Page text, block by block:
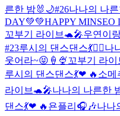
른한 밤🐰🌙#26나나의 나
DAY💚💚HAPPY MINSEO
꼬부기 라이브🐢🎤우연이
#23루시의 댄스댄스💃❤️‍🔥나
웃어라~😝🍦🍨꼬부기 라이
루시의 댄스댄스💃❤ 🔥 소
라이브🐢🎤나나의 나른한
댄스💃❤ 🔥 욘플리🎧🎶나나